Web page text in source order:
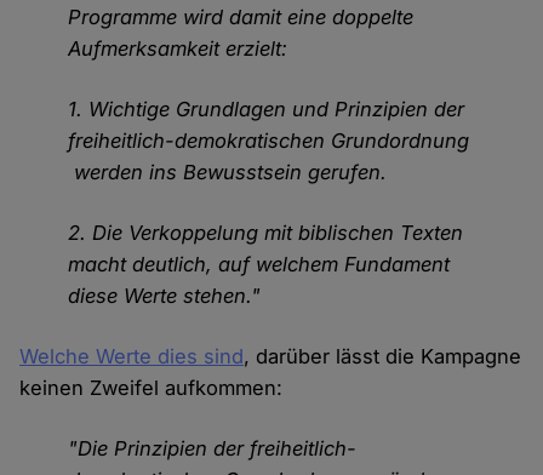
Programme wird damit eine doppelte
Aufmerksamkeit erzielt:
1. Wichtige Grundlagen und Prinzipien der
freiheitlich-demokratischen Grundordnung
werden ins Bewusstsein gerufen.
2. Die Verkoppelung mit biblischen Texten
macht deutlich, auf welchem Fundament
diese Werte stehen."
Welche Werte dies sind, darüber lässt die Kampagne
keinen Zweifel aufkommen:
"Die Prinzipien der freiheitlich-